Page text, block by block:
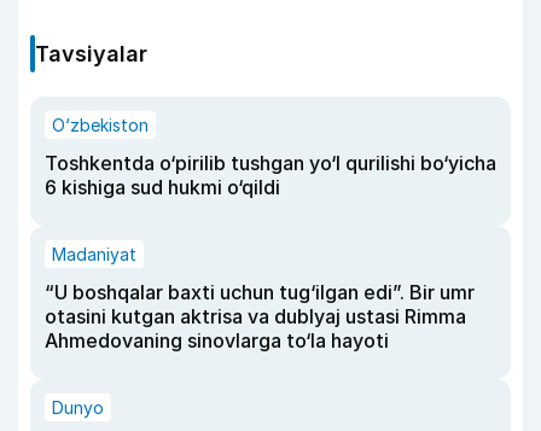
Tavsiyalar
O‘zbekiston
Toshkentda o‘pirilib tushgan yo‘l qurilishi bo‘yicha
6 kishiga sud hukmi o‘qildi
Madaniyat
“U boshqalar baxti uchun tug‘ilgan edi”. Bir umr
otasini kutgan aktrisa va dublyaj ustasi Rimma
Ahmedovaning sinovlarga to‘la hayoti
Dunyo